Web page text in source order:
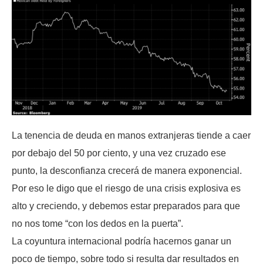
La tenencia de deuda en manos extranjeras tiende a caer
por debajo del 50 por ciento, y una vez cruzado ese
punto, la desconfianza crecerá de manera exponencial.
Por eso le digo que el riesgo de una crisis explosiva es
alto y creciendo, y debemos estar preparados para que
no nos tome “con los dedos en la puerta”.
La coyuntura internacional podría hacernos ganar un
poco de tiempo, sobre todo si resulta dar resultados en